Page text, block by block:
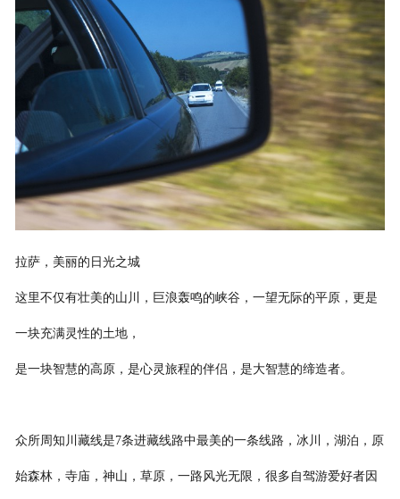
关于我们
联系我们
拉萨，美丽的日光之城
这里不仅有壮美的山川，巨浪轰鸣的峡谷，一望无际的平原，更是
一块充满灵性的土地，
是一块智慧的高原，是心灵旅程的伴侣，是大智慧的缔造者。
众所周知川藏线是7条进藏线路中最美的一条线路，冰川，湖泊，原
始森林，寺庙，神山，草原，一路风光无限，很多自驾游爱好者因